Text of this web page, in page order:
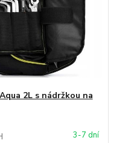
2L s nádržkou na
3-7 dní